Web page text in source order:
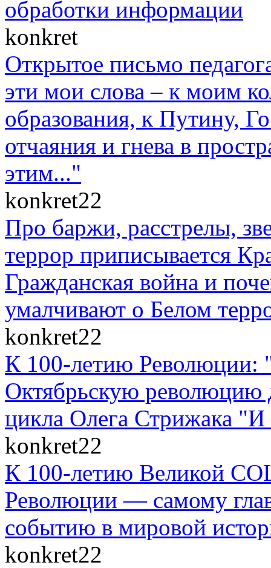
обработки информации
konkret
Открытое письмо
эти мои слова – к моим
образования, к Путину,
отчаяния и гнева в
этим..."
konkret22
Про баржи, расстрелы,
террор приписывается
Гражданская война и
умалчивают о Белом
konkret22
К 100-летию Революции:
Октябрьскую революцию
цикла Олега Стрижака
konkret22
К 100-летию Великой
Революции — самому
событию в мировой
konkret22